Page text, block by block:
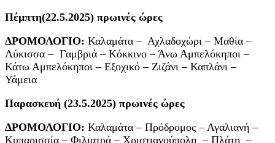
Πέμπτη(22.5.2025) πρωινές ώρες
ΔΡΟΜΟΛΟΓΙΟ: Καλαμάτα – Αχλαδοχώρι – Μαθία –
Λύκισσα – Γαμβριά – Κόκκινο – Άνω Αμπελόκηποι –
Κάτω Αμπελόκηποι – Εξοχικό – Ζιζάνι – Καπλάνι –
Υάμεια
Παρασκευή (23.5.2025) πρωινές ώρες
ΔΡΟΜΟΛΟΓΙΟ: Καλαμάτα – Πρόδρομος – Αγαλιανή –
Κυπαρισσία – Φιλιατρά – Χριστιανούπολη – Πλάτη –